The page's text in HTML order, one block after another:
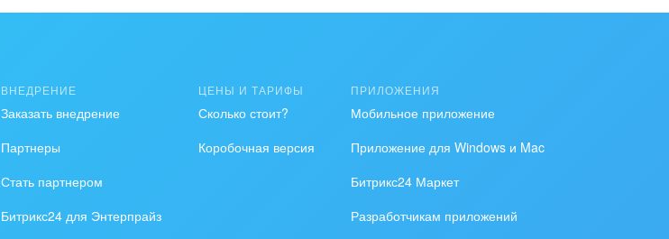
ВНЕДРЕНИЕ
Заказать внедрение
Партнеры
Стать партнером
Битрикс24 для Энтерпрайз
ЦЕНЫ И ТАРИФЫ
Сколько стоит?
Коробочная версия
ПРИЛОЖЕНИЯ
Мобильное приложение
Приложение для Windows и Mac
Битрикс24 Маркет
Разработчикам приложений